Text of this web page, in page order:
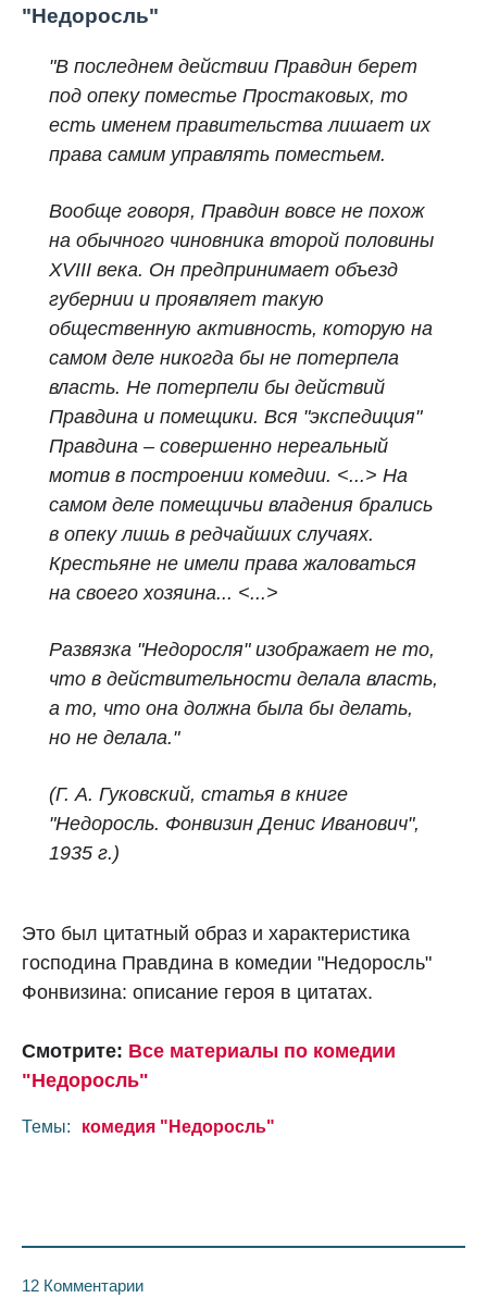
"Недоросль"
"В последнем действии Правдин берет
под опеку поместье Простаковых, то
есть именем правительства лишает их
права самим управлять поместьем.
Вообще говоря, Правдин вовсе не похож
на обычного чиновника второй половины
XVIII века. Он предпринимает объезд
губернии и проявляет такую
общественную активность, которую на
самом деле никогда бы не потерпела
власть. Не потерпели бы действий
Правдина и помещики. Вся "экспедиция"
Правдина – совершенно нереальный
мотив в построении комедии. <...> На
самом деле помещичьи владения брались
в опеку лишь в редчайших случаях.
Крестьяне не имели права жаловаться
на своего хозяина... <...>
Развязка "Недоросля" изображает не то,
что в действительности делала власть,
а то, что она должна была бы делать,
но не делала."
(Г. А. Гуковский, статья в книге
"Недоросль. Фонвизин Денис Иванович",
1935 г.)
Это был цитатный образ и характеристика
господина Правдина в комедии "Недоросль"
Фонвизина: описание героя в цитатах.
Смотрите: Все материалы по комедии
"Недоросль"
Темы: комедия "Недоросль"
12 Комментарии